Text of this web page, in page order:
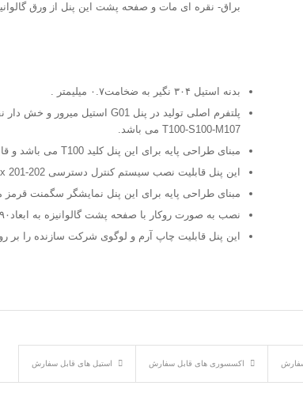
براق- نقره ای مات و صفحه پشت این پنل از ورق گالوانیزه مرغوب به
بدنه استیل ۳۰۴ نگیر به ضخامت۰.۷ میلیمتر .
T100-S100-M107 می باشد.
مبنای طراحی پایه برای این پنل کلید T100 می باشد و قابلیت ارائه با کلید S100 را دارد.
این پنل قابلیت نصب سیستم کنترل دسترسی Vax 201-202 و سویئچRun- stop را دارد.
مبنای طراحی پایه برای این پنل نمایشگر سگمنت قرمز
نصب به صورت روکار با صفحه پشت گالوانیزه به ابعاد۹۰*۳۳۰*۲۷میلیمتر.
این پنل قابلیت چاپ آرم و لوگوی شرکت سازنده را بر
اکسسوری های قابل سفارش استیل های قابل سفارش